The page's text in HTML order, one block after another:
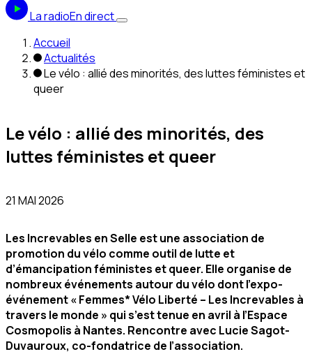
La radioEn direct
Accueil
Actualités
Le vélo : allié des minorités, des luttes féministes et
queer
Le vélo : allié des minorités, des
luttes féministes et queer
21 MAI 2026
Les Increvables en Selle est une association de
promotion du vélo comme outil de lutte et
d’émancipation féministes et queer. Elle organise de
nombreux événements autour du vélo dont l’expo-
événement « Femmes* Vélo Liberté – Les Increvables à
travers le monde » qui s’est tenue en avril à l’Espace
Cosmopolis à Nantes. Rencontre avec Lucie Sagot-
Duvauroux, co-fondatrice de l’association.